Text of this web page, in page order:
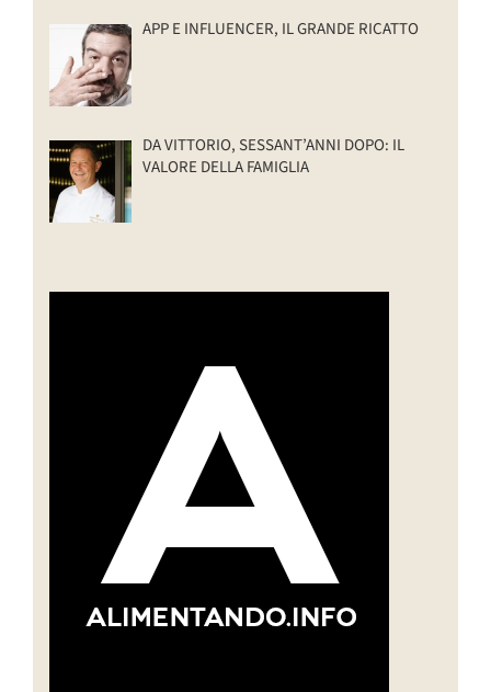
APP E INFLUENCER, IL GRANDE RICATTO
DA VITTORIO, SESSANT’ANNI DOPO: IL
VALORE DELLA FAMIGLIA